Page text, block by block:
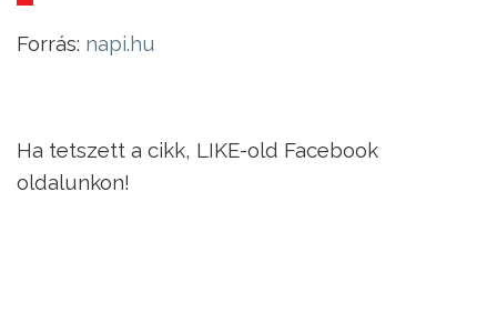
Forrás: napi.hu
Ha tetszett a cikk, LIKE-old Facebook
oldalunkon!